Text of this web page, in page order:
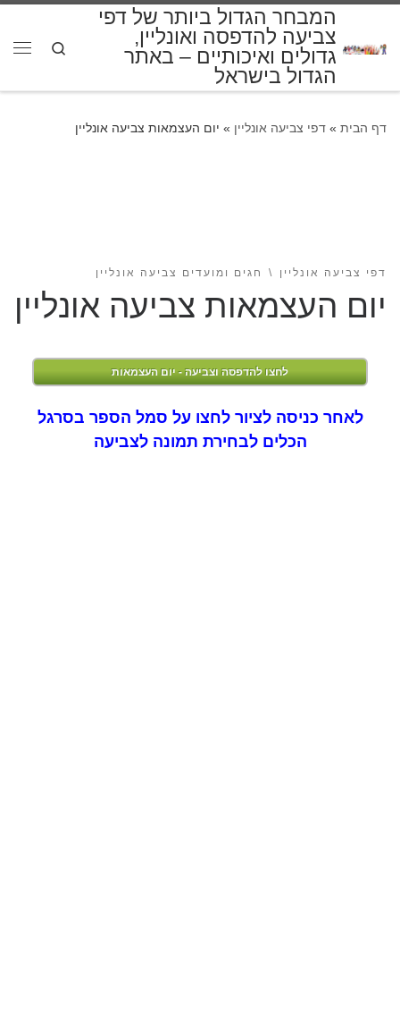
המבחר הגדול ביותר של דפי
צביעה להדפסה ואונליין,
גדולים ואיכותיים – באתר
הגדול בישראל
Search
דף הבית » דפי צביעה אונליין » יום העצמאות צביעה אונליין
דפי צביעה אונליין חגים ומועדים צביעה אונליין
יום העצמאות צביעה אונליין
לחצו להדפסה וצביעה - יום העצמאות
לאחר כניסה לציור לחצו על סמל הספר בסרגל
הכלים לבחירת תמונה לצביעה